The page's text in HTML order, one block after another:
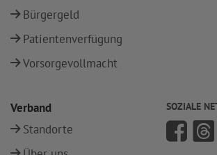
Bürgergeld
Patientenverfügung
Vorsorgevollmacht
Verband
Standorte
SOZIALE